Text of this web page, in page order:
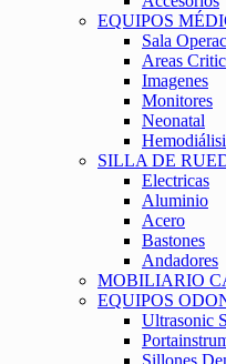
EQUIPOS
Sala
Areas
Imagenes
Monitores
Neonatal
SILLA DE
Electricas
Aluminio
Acero
Bastones
Andadores
MOBILIARIO
EQUIPOS
Ultrasonic
Sillones